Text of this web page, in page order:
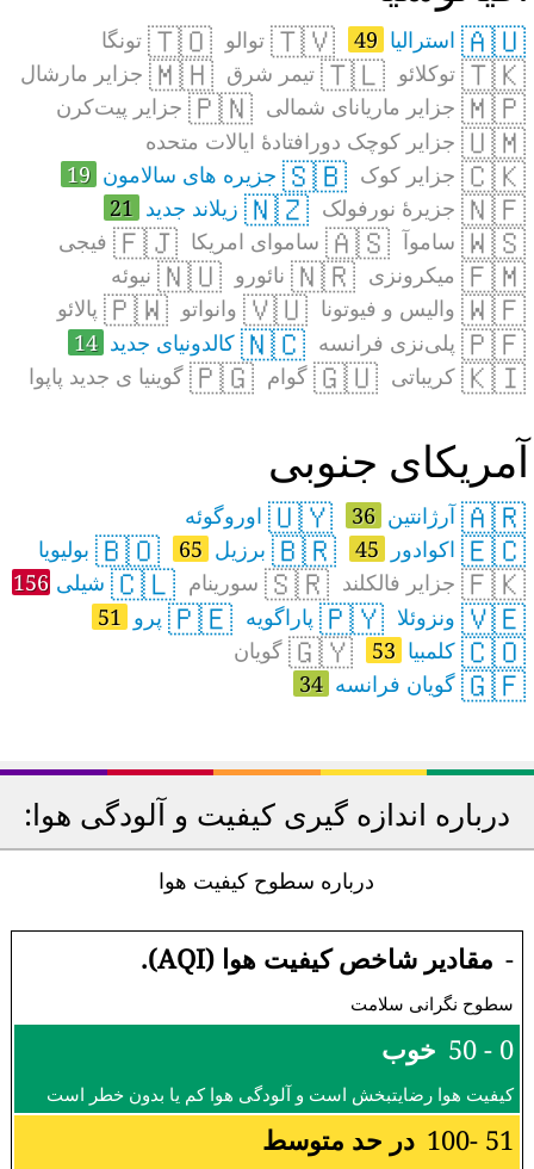
🇦🇺استرالیا 49
🇹🇻توالو 🇹🇴تونگا
🇹🇰توکلائو 🇹🇱تیمر شرق 🇲🇭جزایر مارشال
🇲🇵جزایر ماریانای شمالی 🇵🇳جزایر پیت‌کرن
🇺🇲جزایر کوچک دورافتادهٔ ایالات متحده
🇨🇰جزایر کوک 🇸🇧جزیره های سالامون 19
🇳🇫جزیرهٔ نورفولک 🇳🇿زیلاند جدید 21
🇼🇸ساموآ 🇦🇸ساموای امریکا 🇫🇯فیجی
🇫🇲میکرونزی 🇳🇷نائورو 🇳🇺نیوئه
🇼🇫والیس و فیوتونا 🇻🇺وانواتو 🇵🇼پالائو
🇵🇫پلی‌نزی فرانسه 🇳🇨کالدونیای جدید 14
🇰🇮کریباتی 🇬🇺گوام 🇵🇬گوینیا ی جدید پاپوا
آمریکای جنوبی
🇦🇷آرژانتین 36
🇺🇾اوروگوئه
🇪🇨اکوادور 45
🇧🇷برزیل 65
🇧🇴بولیویا
🇫🇰جزایر فالکلند 🇸🇷سورینام 🇨🇱شیلی 156
🇻🇪ونزوئلا 🇵🇾پاراگویه 🇵🇪پرو 51
🇨🇴کلمبیا 53
🇬🇾گویان
🇬🇫گویان فرانسه 34
درباره اندازه گیری کیفیت و آلودگی هوا:
درباره سطوح کیفیت هوا
- مقادیر شاخص کیفیت هوا (AQI).
سطوح نگرانی سلامت
0 - 50 خوب
کیفیت هوا رضایتبخش است و آلودگی هوا کم یا بدون خطر است
51 -100 در حد متوسط